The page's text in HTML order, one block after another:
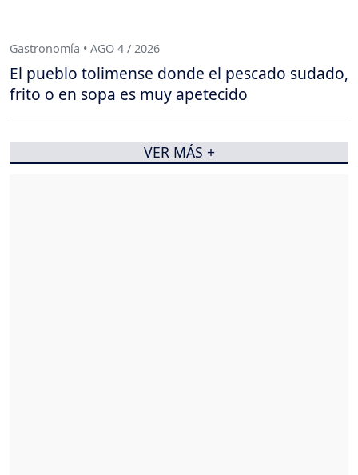
Gastronomía • AGO 4 / 2026
El pueblo tolimense donde el pescado sudado,
frito o en sopa es muy apetecido
VER MÁS +